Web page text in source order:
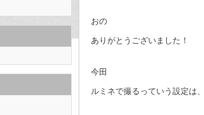
おの
ありがとうございました！
今田
ルミネで撮るっていう設定は